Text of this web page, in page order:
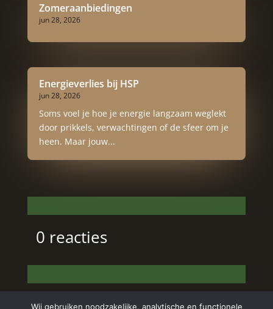
Zomeraanbiedingen
jun 28, 2026
Energieverlies bij HSP
jun 28, 2026
Soms voel je hoe je energie langzaam weglekt
door prikkels, verwachtingen of de sfeer om je
heen. Maar jouw...
0 reacties
Wij gebruiken noodzakelijke, analytische en functionele